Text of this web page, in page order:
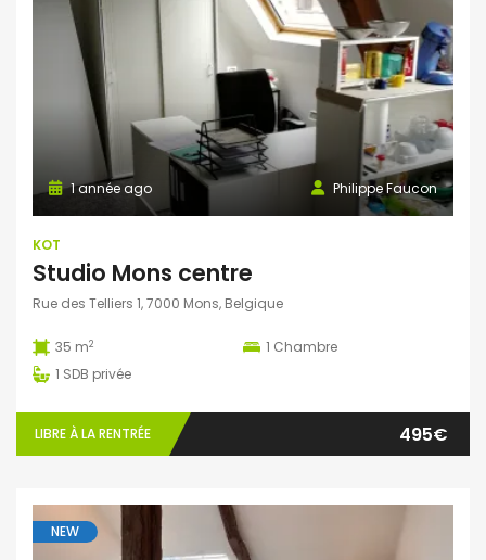
Philippe Faucon
1 année ago
KOT
Studio Mons centre
Rue des Telliers 1, 7000 Mons, Belgique
35 m2 1 Chambre
1 SDB privée
LIBRE À LA RENTRÉE 495€
NEW